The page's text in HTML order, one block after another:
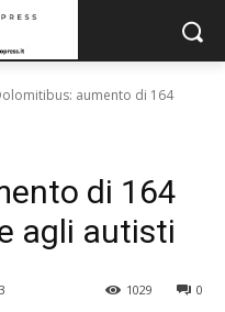
aumento di 164
di 164
agli autisti
0
1029